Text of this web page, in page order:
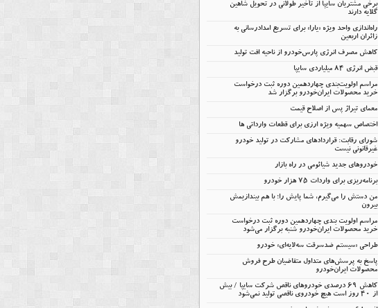
برخی مشتریان سایپا از تأخیر طولانی در تحویل شاهین
گلایه دارند
راه‌اندازی واحد ویژه «یارا» برای تسریع امدادرسانی به
زائران اربعین
کاهش مصرف انرژی پارس‌خودرو از ناحیه افت تولید
قبض انرژی ۸۴ میلیاردی سایپا
مراسم اولویت‌بندی چهاردهمین دوره ثبت درخواست
خرید محصولات ایران‌خودرو برگزار شد
معمای تیراژ پس از اصلاح قیمت
اختصاص سهمیه ویژه ارزی برای قطعات وارداتی ها
شورای رقابت: قراردادهای مشارکت در تولید خودرو
غیرقانونی نیست
خودروهای جدید شیائومی در راه بازار
برنامه‌ریزی برای واردات ۷۵ هزار خودرو
من دستش را می‌گیرم، شما پایش را؛ با هم بیندازیمش
بیرون
مراسم اولویت بندی چهاردهمین دوره ثبت درخواست
خرید محصولات ایران‌خودرو شنبه برگزار می‌شود
طراحی «سیستم ضدسرقت سه‌لایه‌ای» خودرو
پاسخ به پرسش‌های متداول متقاضیان طرح فروش
محصولات ایران‌خودرو
کاهش ۶۹ درصدی خودروهای ناقص شرکت سایپا / بیش
از ۴۰ روز است هیچ خودروی ناقصی تولید نمی‌شود